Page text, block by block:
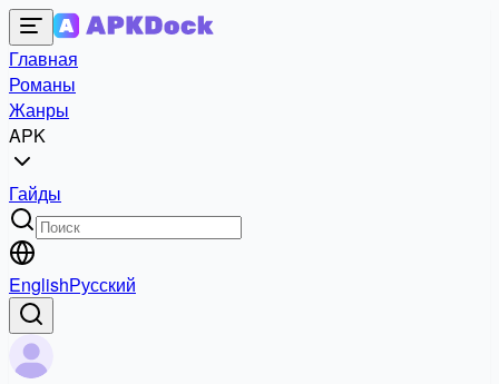
Главная
Романы
Жанры
APK
Гайды
EnglishРусский